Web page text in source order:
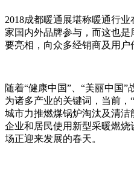
2018成都暖通展堪称暖通行
家国内外品牌参与，而这也
要亮相，向众多经销商及用户
随着“健康中国”、“美丽中国
为诸多产业的关键词，当前，
城市力推燃煤锅炉淘汰及清
企业和居民使用新型采暖燃
场正迎来发展的春天。